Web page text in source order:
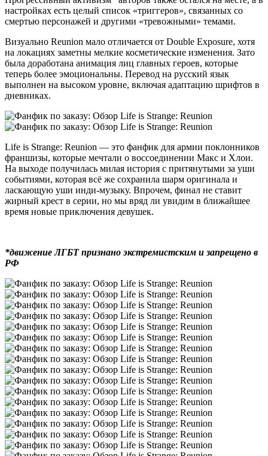
настройках есть целый список «триггеров», связанных со
смертью персонажей и другими «тревожными» темами.
Визуально Reunion мало отличается от Double Exposure, хотя
на локациях заметны мелкие косметические изменения. Зато
была доработана анимация лиц главных героев, которые
теперь более эмоциональны. Перевод на русский язык
выполнен на высоком уровне, включая адаптацию шрифтов в
дневниках.
Life is Strange: Reunion — это фанфик для армии поклонников
франшизы, которые мечтали о воссоединении Макс и Хлои.
На выходе получилась милая история с притянутыми за уши
событиями, которая всё же сохранила шарм оригинала и
ласкающую уши инди-музыку. Впрочем, финал не ставит
жирный крест в серии, но мы вряд ли увидим в ближайшее
время новые приключения девушек.
*движение ЛГБТ признано экстремистским и запрещено в
РФ